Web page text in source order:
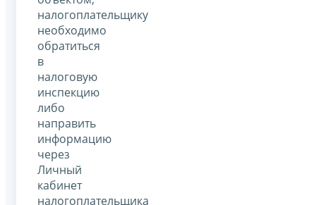
налогоплательщику
необходимо
обратиться
в
налоговую
инспекцию
либо
направить
информацию
через
Личный
кабинет
налогоплательщика